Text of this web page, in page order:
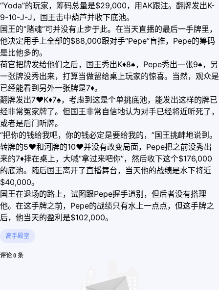
“Yoda”的玩家，筹码总量是$29,000，用AK跟注。翻牌发出K-
9-10-J-J，国王击中葫芦并收下底池。
国王的“赌魂”可并没有止步于此。在当天直播的最后一手牌里，
他决定用手上全部的$88,000跟对手“Pepe”盲推，Pepe的筹码
是比他多的。
荷官把牌发给他们之后，国王秀出K♦8♠，Pepe秀出一张9♠，另
一张牌没秀出来，打算当做留给桌上玩家的惊喜。当然，观众是
已经能看到另外一张牌是7♦。
翻牌发出7♥K♦7♠，考虑到这是个单挑底池，能发出这样的牌已
经非常冤家牌了。但国王非常自信地认为对手已经将近听死了，
或者是后门听牌。
“把你的钱给我吧，你的钱必定是要给我的，”国王挑衅地说到。
转牌的5♥和河牌的10♥并没有改变局面，Pepe把之前没秀出
来的7♦摔在桌上，大喊“拿过来吧你”，然后收下这个$176,000
的底池。随后国王离开了直播舞台，当天他的战绩是水下将近
$40,000。
国王在退场的路上，试图跟Pepe握手道别，但后者没有搭理
他。在这手牌之前，Pepe的战绩只有水上一点点，但这手牌之
后，他当天的盈利是$102,000。
高手殿堂
评论 0 条